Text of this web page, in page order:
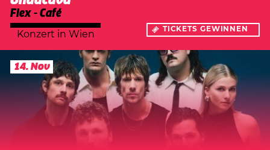
Flex - Café
Konzert in Wien TICKETS GEWINNEN
14. Nov